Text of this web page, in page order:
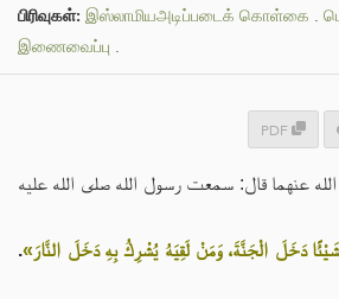
பிரிவுகள்: இஸ்லாமியஅடிப்படைக் கொள்கை .
இணைவைப்பு .
PDF
عنهما قال: سمعت رسول الله صلى الله عليه
دَخَلَ الْجَنَّةَ، وَمَنْ لَقِيَهُ يُشْرِكُ بِهِ دَخَلَ النَّارَ».